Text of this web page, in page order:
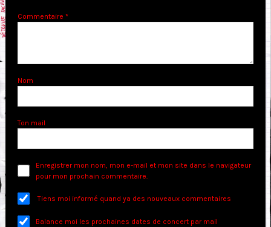
Commentaire *
Nom
Ton mail
Enregistrer mon nom, mon e-mail et mon site dans le navigateur
pour mon prochain commentaire.
Tiens moi informé quand ya des nouveaux commentaires
Balance moi les prochaines dates de concert par mail